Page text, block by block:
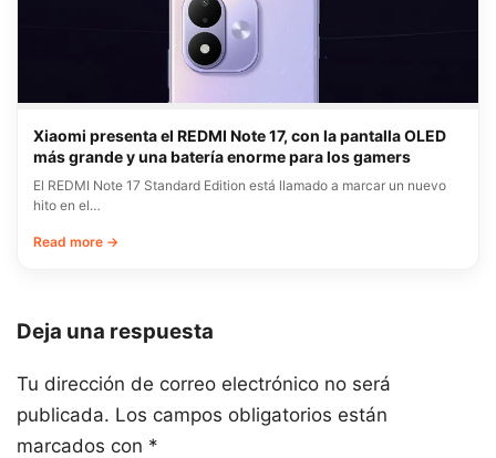
Xiaomi presenta el REDMI Note 17, con la pantalla OLED
más grande y una batería enorme para los gamers
El REDMI Note 17 Standard Edition está llamado a marcar un nuevo
hito en el…
Read more →
Deja una respuesta
Tu dirección de correo electrónico no será
publicada. Los campos obligatorios están
marcados con *